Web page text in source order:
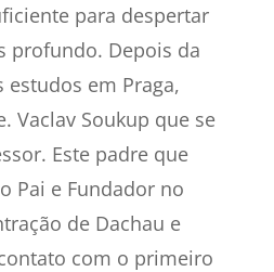
para despertar
profundo. Depois da
em Praga,
Vaclav Soukup que se
Este padre que
Pai e Fundador no
de Dachau e
com o primeiro